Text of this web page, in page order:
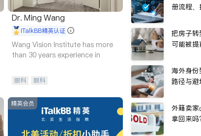
Dr. Ming Wang
iTalkBB精英认证
Wang Vision Institute has more
than 30 years experience in
眼科 眼科
精英会员
册流程
把房子
可能被提
海外身
路径与
外籍卖
拿回来吗